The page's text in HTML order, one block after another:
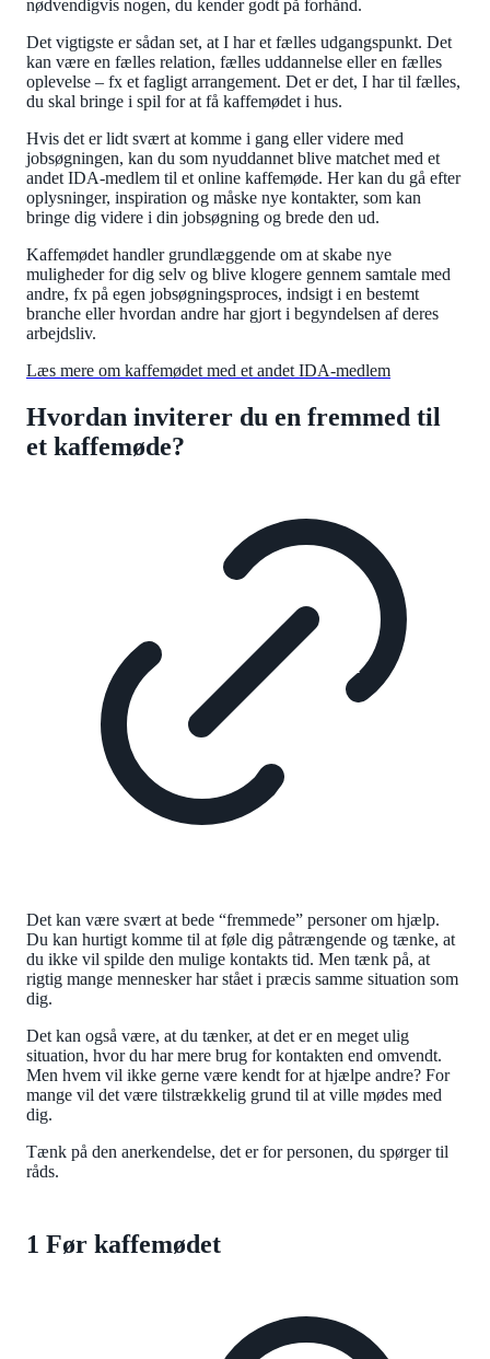
nødvendigvis nogen, du kender godt på forhånd.
Det vigtigste er sådan set, at I har et fælles udgangspunkt. Det
kan være en fælles relation, fælles uddannelse eller en fælles
oplevelse – fx et fagligt arrangement. Det er det, I har til fælles,
du skal bringe i spil for at få kaffemødet i hus.
Hvis det er lidt svært at komme i gang eller videre med
jobsøgningen, kan du som nyuddannet blive matchet med et
andet IDA-medlem til et online kaffemøde. Her kan du gå efter
oplysninger, inspiration og måske nye kontakter, som kan
bringe dig videre i din jobsøgning og brede den ud.
Kaffemødet handler grundlæggende om at skabe nye
muligheder for dig selv og blive klogere gennem samtale med
andre, fx på egen jobsøgningsproces, indsigt i en bestemt
branche eller hvordan andre har gjort i begyndelsen af deres
arbejdsliv.
Læs mere om kaffemødet med et andet IDA-medlem
Hvordan inviterer du en fremmed til
et kaffemøde?
Det kan være svært at bede “fremmede” personer om hjælp.
Du kan hurtigt komme til at føle dig påtrængende og tænke, at
du ikke vil spilde den mulige kontakts tid. Men tænk på, at
rigtig mange mennesker har stået i præcis samme situation som
dig.
Det kan også være, at du tænker, at det er en meget ulig
situation, hvor du har mere brug for kontakten end omvendt.
Men hvem vil ikke gerne være kendt for at hjælpe andre? For
mange vil det være tilstrækkelig grund til at ville mødes med
dig.
Tænk på den anerkendelse, det er for personen, du spørger til
råds.
1 Før kaffemødet